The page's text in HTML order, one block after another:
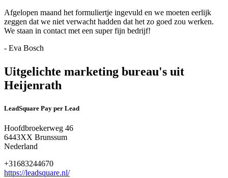
Afgelopen maand het formuliertje ingevuld en we moeten eerlijk
zeggen dat we niet verwacht hadden dat het zo goed zou werken.
We staan in contact met een super fijn bedrijf!
- Eva Bosch
Uitgelichte marketing bureau's uit
Heijenrath
LeadSquare Pay per Lead
Hoofdbroekerweg 46
6443XX Brunssum
Nederland
+31683244670
https://leadsquare.nl/